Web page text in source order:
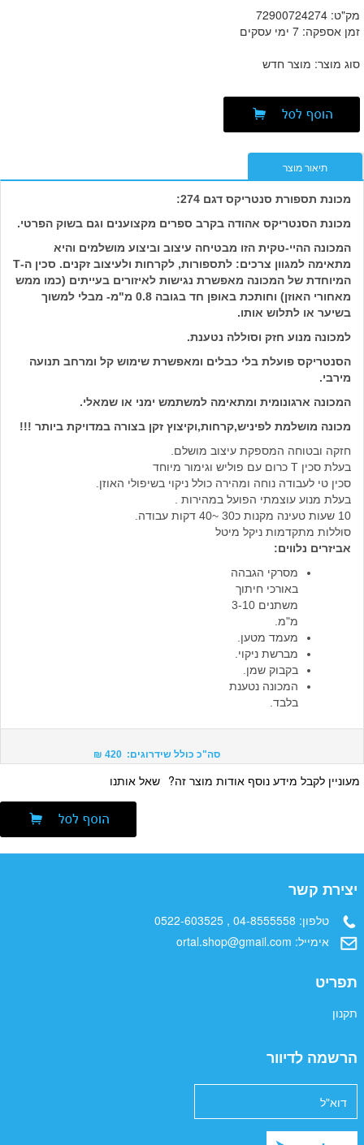
מק"ט: 72900724274
זמן אספקה: 7 ימי עסקים
סוג מוצר: מוצר חדש
תיאור מוצר
מכונת תספורת סנטריקס דגם 274:
מכונת הסנטריקס אהודה בקרב ספרים מקצוענים וגם בשוק הפרטי.
המכונה ההיי-טקית הזו מבטיחה עיצוב וביצוע מושלמים והיא
מתאימה למגוון צרכים: לתספורות, לקרחות ולעיצוב זקנים. סכין ה-T
המיוחדת של המכונה מאפשרת נגישות לאיזורים בעייתים (כמו ממש
מאחורי האוזן) וחותכת באופן חד בגובה 0.8 מ"מ- מבלי למשוך
בשיער או לתלוש אותו.
למכונה מנוע חזק וסוללה נטענת.
הסנטריקס פועלת בלי כבלים ומאפשרת שימוש קל ומרחב תנועה
מירבי.
המכונה ארגונומית ומתאימה למשתמש ימני או שמאלי.
מכונה מושלמת לפיניש,קרחות,וקיצוץ זקן בצורה במדויקת ביותר !!!
חזקה ובטוחה המספקת עיצוב מושלם.
בעלת סכין T כרום עם פוליש וגימור מיוחד
סכין טי לעבודה נוחה ומהירה כולל ניקוי בשיפולי האוזן.
בעלת מנוע עוצמתי הפועל במהירות .
10 שעות טעינה מקנות כ30 ~40 דקות עבודה.
סוללות מתקדמות ניקל מיטל
אביזרים נלווים:
מסרקי הגבהה
באורכי חיתוך
משתנים 3-10
מ"מ.
מעמד מטען.
מברשת ניקוי.
בקבוק שמן.
המכונה נטענת
בלבד.
סה"כ כולל שידרוגים: 420 ₪
מעוניין לקבל מידע נוסף אודות מוצר זה? שאל אותנו
יצירת קשר
טלפון: 04-8555558 , 0522-603525
אימייל: ortal.shop@gmail.com
תפריט
תקנון
הרשמה לדיוור